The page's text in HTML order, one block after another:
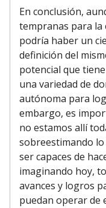
En conclusión,
tempranas para la
podría haber un
definición del
potencial que
una variedad de
autónoma para
embargo, es
no estamos allí
sobreestimando
ser capaces de
imaginando hoy,
avances y logros
puedan operar de